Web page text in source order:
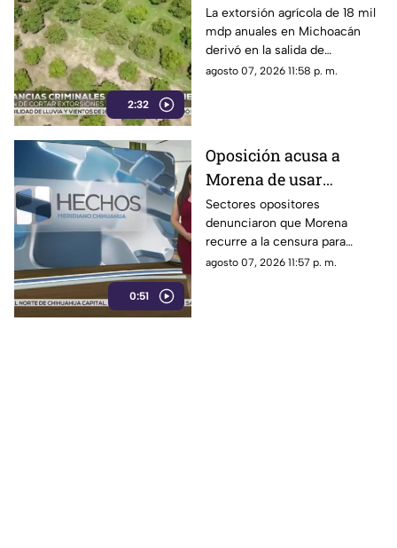
2:32
pérdidas de 18 mil mdp
en Michoacán
La extorsión agrícola de 18 mil
mdp anuales en Michoacán
derivó en la salida de
inspectores de EE. UU.,
agosto 07, 2026 11:58 p. m.
0:51
Oposición acusa a
Morena de usar
censura para ocultar
seńalamientos de
narcopolítica
Sectores opositores
denunciaron que Morena
recurre a la censura para
imponer su versión oficial y
agosto 07, 2026 11:57 p. m.